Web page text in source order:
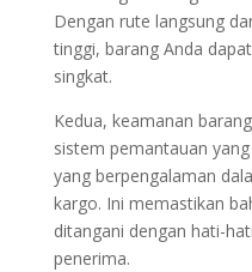
Dengan rute langsung
tinggi, barang Anda
singkat.
Kedua, keamanan
sistem pemantauan
yang berpengalaman
kargo. Ini memastikan
ditangani dengan hati-
penerima.